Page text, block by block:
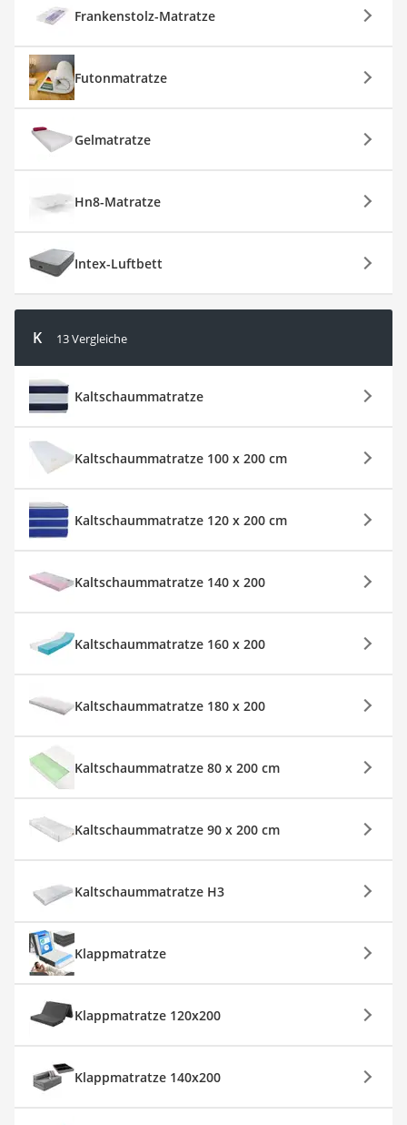
Frankenstolz-Matratze
Futonmatratze
Gelmatratze
Hn8-Matratze
Intex-Luftbett
K 13 Vergleiche
Kaltschaummatratze
Kaltschaummatratze 100 x 200 cm
Kaltschaummatratze 120 x 200 cm
Kaltschaummatratze 140 x 200
Kaltschaummatratze 160 x 200
Kaltschaummatratze 180 x 200
Kaltschaummatratze 80 x 200 cm
Kaltschaummatratze 90 x 200 cm
Kaltschaummatratze H3
Klappmatratze
Klappmatratze 120x200
Klappmatratze 140x200